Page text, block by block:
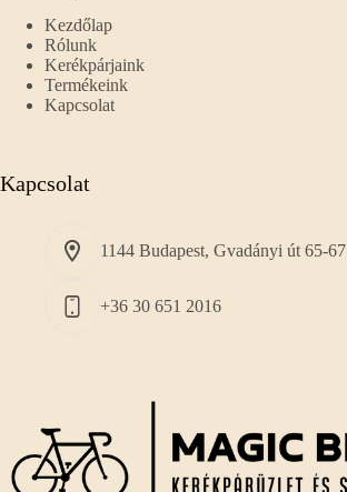
Kezdőlap
Rólunk
Kerékpárjaink
Termékeink
Kapcsolat
Kapcsolat
1144 Budapest, Gvadányi út 65-67
+36 30 651 2016